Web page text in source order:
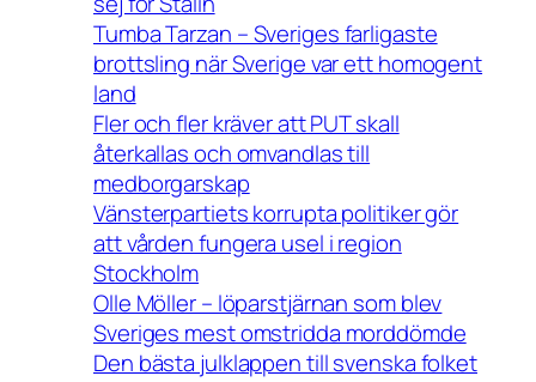
Tumba Tarzan – Sveriges farligaste
brottsling när Sverige var ett homogent
land
Fler och fler kräver att PUT skall
återkallas och omvandlas till
medborgarskap
Vänsterpartiets korrupta politiker gör
att vården fungera usel i region
Stockholm
Olle Möller – löparstjärnan som blev
Sveriges mest omstridda morddömde
Den bästa julklappen till svenska folket